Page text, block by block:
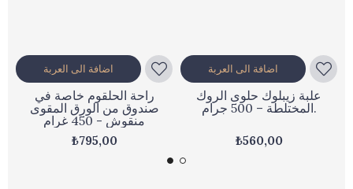
راحة الحلقوم خاصة في
صندوق من الورق المقوى
منقوش - 450 غرام
₺795,00
اضافة الى العربة
علبة زيبلوك حلوى الروك
المختلطة – 500 جرام.
₺560,00
اضافة الى العربة